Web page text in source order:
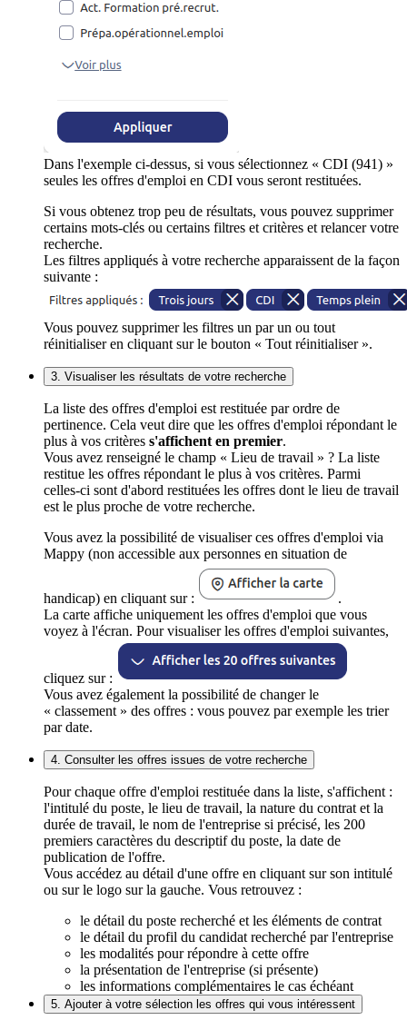
Dans l'exemple ci-dessus, si vous sélectionnez « CDI (941) »
seules les offres d'emploi en CDI vous seront restituées.
Si vous obtenez trop peu de résultats, vous pouvez supprimer
certains mots-clés ou certains filtres et critères et relancer votre
recherche.
Les filtres appliqués à votre recherche apparaissent de la façon
suivante :
Vous pouvez supprimer les filtres un par un ou tout
réinitialiser en cliquant sur le bouton « Tout réinitialiser ».
3. Visualiser les résultats de votre recherche
La liste des offres d'emploi est restituée par ordre de
pertinence. Cela veut dire que les offres d'emploi répondant le
plus à vos critères s'affichent en premier.
Vous avez renseigné le champ « Lieu de travail » ? La liste
restitue les offres répondant le plus à vos critères. Parmi
celles-ci sont d'abord restituées les offres dont le lieu de travail
est le plus proche de votre recherche.
Vous avez la possibilité de visualiser ces offres d'emploi via
Mappy (non accessible aux personnes en situation de
handicap) en cliquant sur :
.
La carte affiche uniquement les offres d'emploi que vous
voyez à l'écran. Pour visualiser les offres d'emploi suivantes,
cliquez sur :
Vous avez également la possibilité de changer le
« classement » des offres : vous pouvez par exemple les trier
par date.
4. Consulter les offres issues de votre recherche
Pour chaque offre d'emploi restituée dans la liste, s'affichent :
l'intitulé du poste, le lieu de travail, la nature du contrat et la
durée de travail, le nom de l'entreprise si précisé, les 200
premiers caractères du descriptif du poste, la date de
publication de l'offre.
Vous accédez au détail d'une offre en cliquant sur son intitulé
ou sur le logo sur la gauche. Vous retrouvez :
le détail du poste recherché et les éléments de contrat
le détail du profil du candidat recherché par l'entreprise
les modalités pour répondre à cette offre
la présentation de l'entreprise (si présente)
les informations complémentaires le cas échéant
5. Ajouter à votre sélection les offres qui vous intéressent